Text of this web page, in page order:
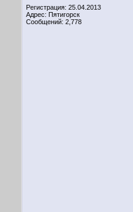
Регистрация: 25.04.2013
Адрес: Пятигорск
Сообщений: 2,778